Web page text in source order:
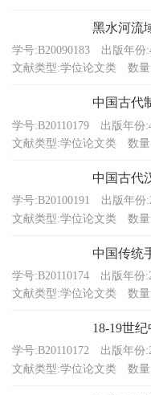
黑水河流
学号:B20090183 出版年份
文献类型:学位论文类
数
中国古代
学号:B20110179 出版年份
文献类型:学位论文类
数
中国古代
学号:B20100191 出版年份
文献类型:学位论文类
数量
中国传统
学号:B20110174 出版年份
文献类型:学位论文类
数
18-19世
学号:B20110172 出版年份
文献类型:学位论文类
数量